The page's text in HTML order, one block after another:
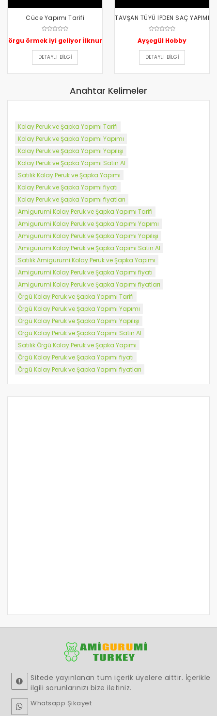
Cüce Yapımı Tarifi
örgu örmek iyi geliyor İlknur
DETAYLI BILGI
TAVŞAN TÜYÜ İPDEN SAÇ YAPIMI
Ayşegül Hobby
DETAYLI BILGI
Anahtar Kelimeler
Kolay Peruk ve Şapka Yapımı Tarifi
Kolay Peruk ve Şapka Yapımı Yapımı
Kolay Peruk ve Şapka Yapımı Yapılışı
Kolay Peruk ve Şapka Yapımı Satın Al
Satılık Kolay Peruk ve Şapka Yapımı
Kolay Peruk ve Şapka Yapımı fiyatı
Kolay Peruk ve Şapka Yapımı fiyatları
Amigurumi Kolay Peruk ve Şapka Yapımı Tarifi
Amigurumi Kolay Peruk ve Şapka Yapımı Yapımı
Amigurumi Kolay Peruk ve Şapka Yapımı Yapılışı
Amigurumi Kolay Peruk ve Şapka Yapımı Satın Al
Satılık Amigurumi Kolay Peruk ve Şapka Yapımı
Amigurumi Kolay Peruk ve Şapka Yapımı fiyatı
Amigurumi Kolay Peruk ve Şapka Yapımı fiyatları
Örgü Kolay Peruk ve Şapka Yapımı Tarifi
Örgü Kolay Peruk ve Şapka Yapımı Yapımı
Örgü Kolay Peruk ve Şapka Yapımı Yapılışı
Örgü Kolay Peruk ve Şapka Yapımı Satın Al
Satılık Örgü Kolay Peruk ve Şapka Yapımı
Örgü Kolay Peruk ve Şapka Yapımı fiyatı
Örgü Kolay Peruk ve Şapka Yapımı fiyatları
Sitede yayınlanan tüm içerik üyelere aittir. İçerikle
ilgili sorunlarınızı bize iletiniz.
Whatsapp Şikayet